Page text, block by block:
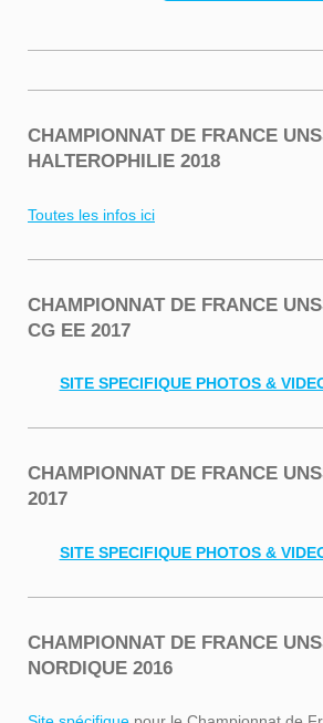
CHAMPIONNAT DE FRANCE
HALTEROPHILIE 2018
Toutes les infos ici
CHAMPIONNAT DE FRANCE
CG EE 2017
SITE SPECIFIQUE PHOTOS &
CHAMPIONNAT DE FRANCE
2017
SITE SPECIFIQUE PHOTOS &
CHAMPIONNAT DE FRANCE
NORDIQUE 2016